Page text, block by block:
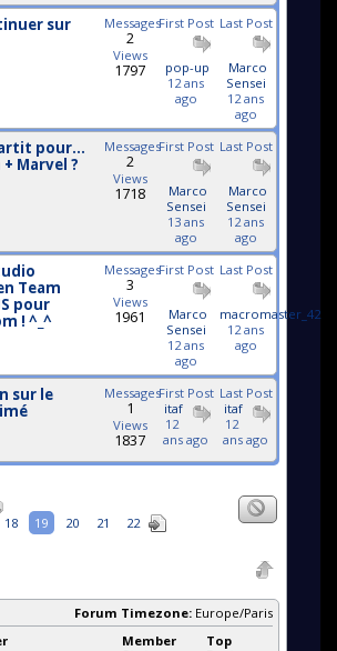
sur
Last Post
Marco
Sensei
12 ans
ago
First Post
pop-up
12 ans
ago
Messages
2
Views
1797
pour...
Marvel ?
Last Post
Marco
Sensei
12 ans
ago
First Post
Marco
Sensei
13 ans
ago
Messages
2
Views
1718
Team
pour
! ^_^
Last Post
macromaster_42
12 ans
ago
First Post
Marco
Sensei
12 ans
ago
Messages
3
Views
1961
sur le
Last Post
itaf
12
ans ago
First Post
itaf
12
ans ago
Messages
1
Views
1837
18 19 20 21 22
Forum Timezone: Europe/Paris
Top
Member